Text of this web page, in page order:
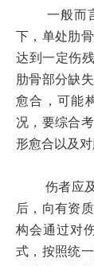
一般而言
下，单处肋
达到一定伤
肋骨部分缺
愈合，可能
况，要综合
形愈合以及
伤者应及
后，向有资
构会通过对
式，按照统